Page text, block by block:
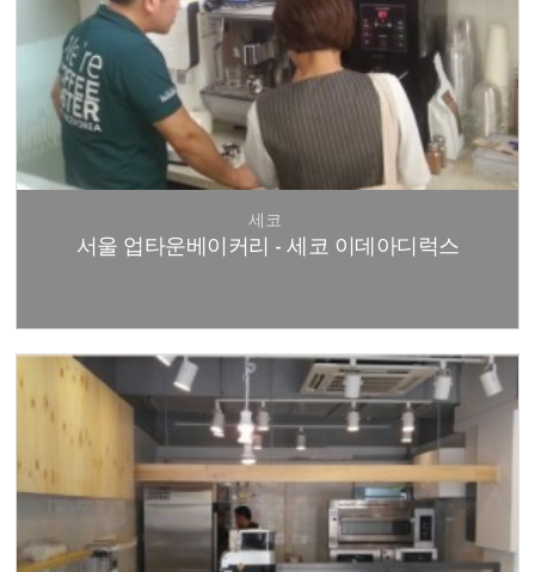
세코
서울 업타운베이커리 - 세코 이데아디럭스